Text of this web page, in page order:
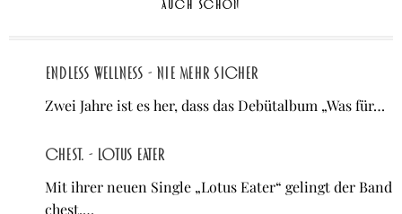
AUCH SCHÖN
Endless Wellness - Nie mehr sicher
Zwei Jahre ist es her, dass das Debütalbum „Was für…
chest. - Lotus Eater
Mit ihrer neuen Single „Lotus Eater“ gelingt der Band
chest.…